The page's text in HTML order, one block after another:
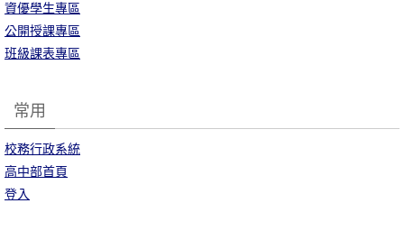
資優學生專區
公開授課專區
班級課表專區
常用
校務行政系統
高中部首頁
登入